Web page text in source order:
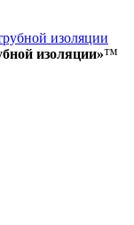
изоляции»™